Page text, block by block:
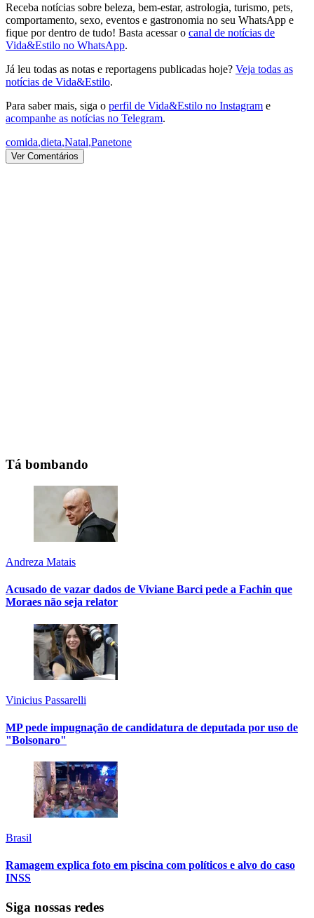
Receba notícias sobre beleza, bem-estar, astrologia, turismo, pets,
comportamento, sexo, eventos e gastronomia no seu WhatsApp e
fique por dentro de tudo! Basta acessar o canal de notícias de
Vida&Estilo no WhatsApp.
Já leu todas as notas e reportagens publicadas hoje? Veja todas as
notícias de Vida&Estilo.
Para saber mais, siga o perfil de Vida&Estilo no Instagram e
acompanhe as notícias no Telegram.
comida,dieta,Natal,Panetone
Ver Comentários
Tá bombando
Andreza Matais
Acusado de vazar dados de Viviane Barci pede a Fachin que
Moraes não seja relator
Vinicius Passarelli
MP pede impugnação de candidatura de deputada por uso de
"Bolsonaro"
Brasil
Ramagem explica foto em piscina com políticos e alvo do caso
INSS
Siga nossas redes